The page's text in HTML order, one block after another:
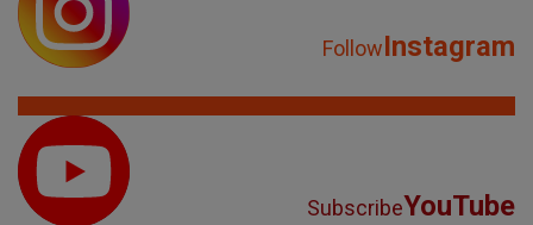
FollowInstagram
SubscribeYouTube